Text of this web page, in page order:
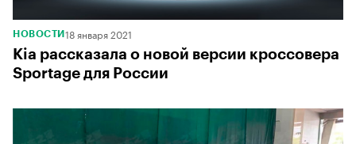
НОВОСТИ 18 января 2021
Kia рассказала о новой версии кроссовера
Sportage для России